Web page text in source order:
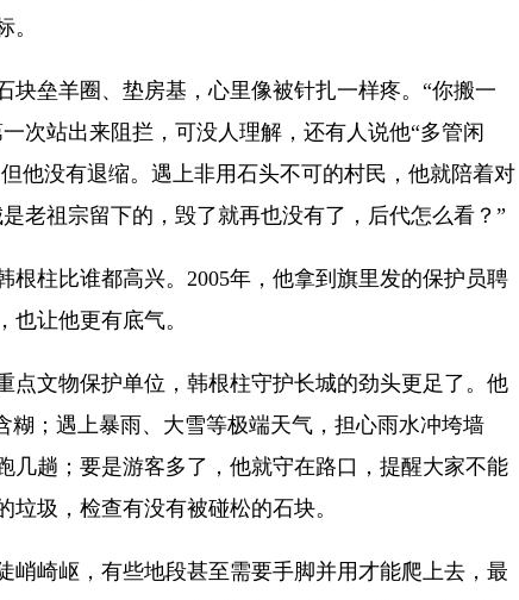
。
块垒羊圈、垫房基，心里像被针扎一样疼。“你搬一
次站出来阻拦，可没人理解，还有人说他“多管闲
他没有退缩。 遇上非用石头不可的村民，他就陪着对
老祖宗留下的，毁了就再也没有了，后代怎么看？”
根柱比谁都高兴。2005年，他拿到旗里发的保护员聘
让他更有底气。
点文物保护单位，韩根柱守护长城的劲头更足了。他
糊；遇上暴雨、大雪等极端天气，担心雨水冲垮墙
几趟；要是游客多了，他就守在路口，提醒大家不能
圾，检查有没有被碰松的石块。
峭崎岖，有些地段甚至需要手脚并用才能爬上去，最